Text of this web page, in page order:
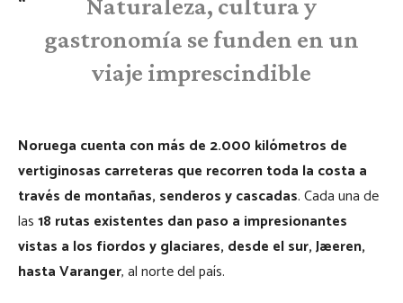
Naturaleza, cultura y
gastronomía se funden en un
viaje imprescindible
Noruega cuenta con más de 2.000 kilómetros de
vertiginosas carreteras que recorren toda la costa a
través de montañas, senderos y cascadas. Cada una de
las18 rutas existentes dan paso a impresionantes
vistas a los fiordos y glaciares, desde el sur, Jæeren,
hasta Varanger, al norte del país.